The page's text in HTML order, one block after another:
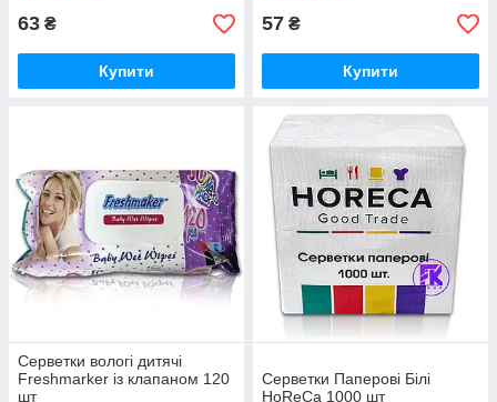
63 ₴
Купити
57 ₴
Купити
Серветки вологі дитячі
Freshmarker із клапаном 120
шт
Серветки Паперові Білі
HoReCa 1000 шт